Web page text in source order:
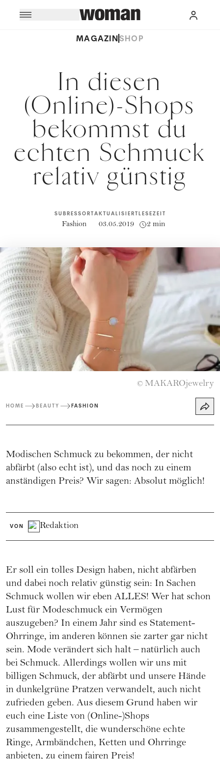
MAGAZINSHOP
In diesen
(Online)-Shops
bekommst du
echten Schmuck
relativ günstig
SUBRESSORT
Fashion
AKTUALISIERT
03.05.2019
LESEZEIT
2 min
© MAKAROjewelry
HOME BEAUTY FASHION
Modischen Schmuck zu bekommen, der nicht
abfärbt (also echt ist), und das noch zu einem
anständigen Preis? Wir sagen: Absolut möglich!
VON Redaktion
Er soll ein tolles Design haben, nicht abfärben
und dabei noch relativ günstig sein: In Sachen
Schmuck wollen wir eben ALLES! Wer hat schon
Lust für Modeschmuck ein Vermögen
auszugeben? In einem Jahr sind es Statement-
Ohrringe, im anderen können sie zarter gar nicht
sein. Mode verändert sich halt – natürlich auch
bei Schmuck. Allerdings wollen wir uns mit
billigen Schmuck, der abfärbt und unsere Hände
in dunkelgrüne Pratzen verwandelt, auch nicht
zufrieden geben. Aus diesem Grund haben wir
euch eine Liste von (Online-)Shops
zusammengestellt, die wunderschöne echte
Ringe, Armbändchen, Ketten und Ohrringe
anbieten, zu einem fairen Preis!